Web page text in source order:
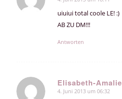
sagte:
uiuiui total coole LE! :)
AB ZU DM!!!
Antworten
Elisabeth-Amalie
sagte:
4. Juni 2013 um 06:32